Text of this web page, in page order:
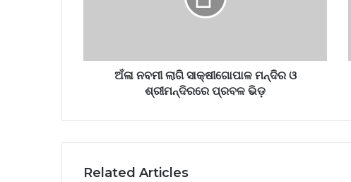
ଅଁଳା ନବମୀ ଲାଗି ସାକ୍ଷୀଗୋପାଳ ମନ୍ଦିର ଓ
ଶ୍ରୀମନ୍ଦିରରେ ପ୍ରବଳ ଭିଡ଼
Related Articles